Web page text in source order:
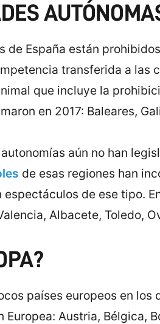
de España están
transferida a las
que incluye la
en 2017: Baleares,
aún no han
de esas regiones han
de ese tipo.
Albacete, Toledo,
países europeos en
Europea: Austria, Bélgica,